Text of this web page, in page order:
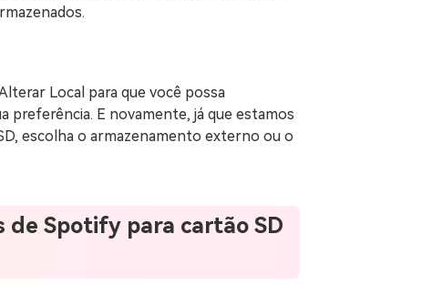
Local para que você possa
preferência. E novamente, já que estamos
escolha o armazenamento externo ou o
de Spotify para cartão SD